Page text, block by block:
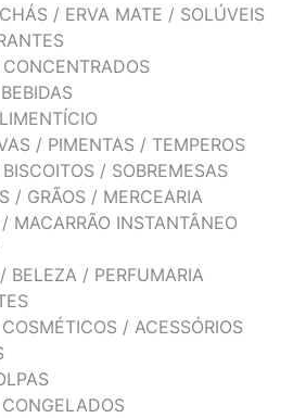
/ ERVA MATE / SOLÚVEIS
/ PIMENTAS / TEMPEROS
/ SOBREMESAS
/ GRÃOS / MERCEARIA
MACARRÃO INSTANTÂNEO
BELEZA / PERFUMARIA
/ ACESSÓRIOS